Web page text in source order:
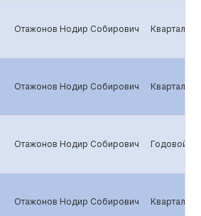
Отажонов Нодир Собирович
Отажонов Нодир Собирович
Отажонов Нодир Собирович Годовой
Отажонов Нодир Собирович